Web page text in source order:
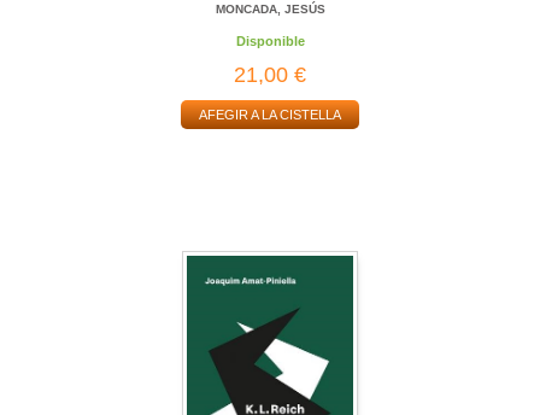
MONCADA, JESÚS
Disponible
21,00 €
AFEGIR A LA CISTELLA